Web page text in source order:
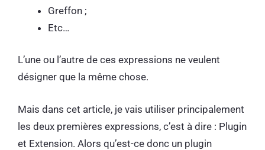
Greffon ;
Etc…
L’une ou l’autre de ces expressions ne veulent
désigner que la même chose.
Mais dans cet article, je vais utiliser principalement
les deux premières expressions, c’est à dire : Plugin
et Extension. Alors qu’est-ce donc un plugin